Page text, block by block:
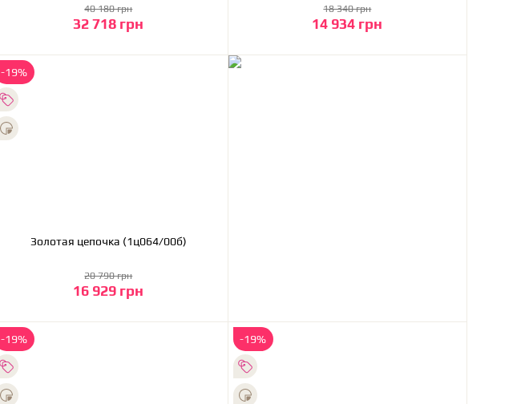
32 718 грн
40 180 грн
В корзину 14 934 грн
18 340 грн
В корзину
-19%
Золотая цепочка (1ц064/00б)
16 929 грн
20 790 грн
В корзину
-19% -19%